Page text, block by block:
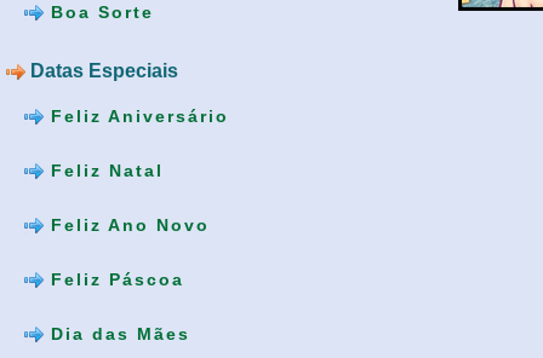
Boa Sorte
Datas Especiais
Feliz Aniversário
Feliz Natal
Feliz Ano Novo
Feliz Páscoa
Dia das Mães